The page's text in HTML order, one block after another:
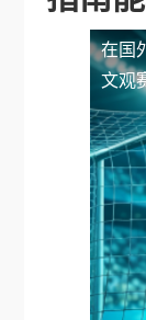
在国
文观